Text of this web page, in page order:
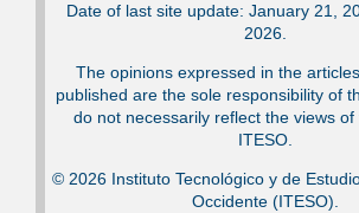
Date of last site update: January 21,
2026.
The opinions expressed in the
published are the sole responsibility of
do not necessarily reflect the views
ITESO.
© 2026 Instituto Tecnológico y de
Occidente (ITESO).